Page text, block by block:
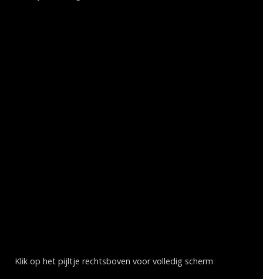
Klik op het pijltje rechtsboven voor volledig scherm